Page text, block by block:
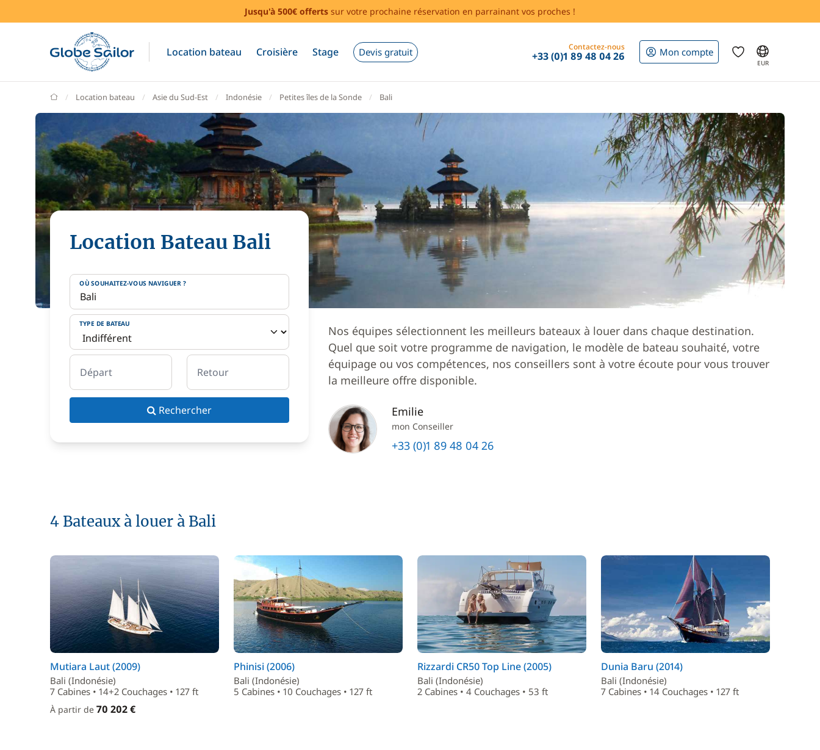
Jusqu'à 500€ offerts sur votre prochaine réservation en parrainant vos proches !
Location bateau Croisière Stage Devis gratuit Contactez-nous
+33 (0)1 89 48 04 26 Mon compte
EUR
GlobeSailor
Location bateau Asie du Sud-Est Indonésie Petites îles de la Sonde Bali
Location Bateau Bali
OÙ SOUHAITEZ-VOUS NAVIGUER ?
TYPE DE BATEAU
Départ Retour
Rechercher
Nos équipes sélectionnent les meilleurs bateaux à louer dans chaque destination.
Quel que soit votre programme de navigation, le modèle de bateau souhaité, votre
équipage ou vos compétences, nos conseillers sont à votre écoute pour vous trouver
la meilleure offre disponible.
Emilie
mon Conseiller
+33 (0)1 89 48 04 26
4 Bateaux à louer à Bali
Mutiara Laut (2009)
Bali (Indonésie)
7 Cabines • 14+2 Couchages • 127 ft
À partir de 70 202 €
Phinisi (2006)
Bali (Indonésie)
5 Cabines • 10 Couchages • 127 ft
Rizzardi CR50 Top Line (2005)
Bali (Indonésie)
2 Cabines • 4 Couchages • 53 ft
Dunia Baru (2014)
Bali (Indonésie)
7 Cabines • 14 Couchages • 127 ft